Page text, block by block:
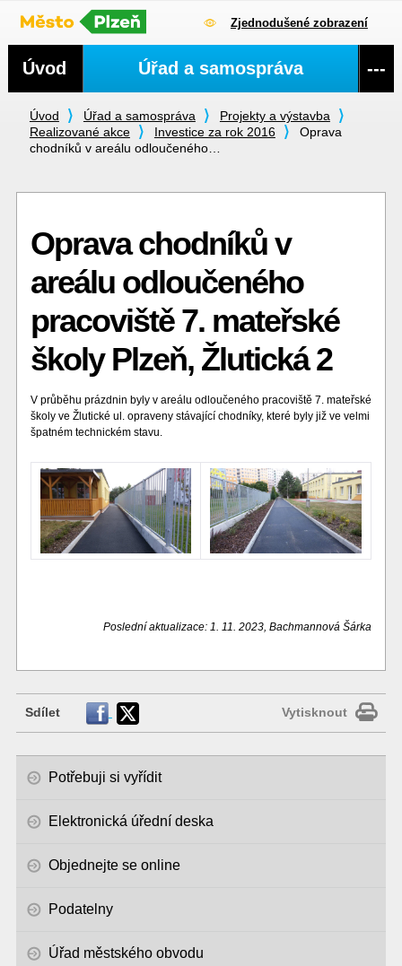
Zjednodušené zobrazení
Úvod Úřad a samospráva
Projekty a výstavba
Realizované akce
Investice za rok 2016
Oprava
chodníků v areálu odloučeného…
Oprava chodníků v
areálu odloučeného
pracoviště 7. mateřské
školy Plzeň, Žlutická 2
V průběhu prázdnin byly v areálu odloučeného pracoviště 7. mateřské
školy ve Žlutické ul. opraveny stávající chodníky, které byly již ve velmi
špatném technickém stavu.
Poslední aktualizace: 1. 11. 2023, Bachmannová Šárka
Sdílet Vytisknout
Potřebuji si vyřídit
Elektronická úřední deska
Objednejte se online
Podatelny
Úřad městského obvodu
Navigace
Úvod Úřad a samospráva ---